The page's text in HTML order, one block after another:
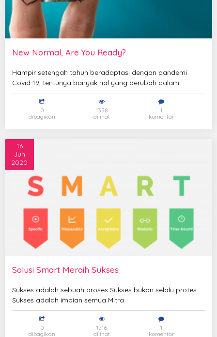
New Normal, Are You Ready?
Hampir setengah tahun beradaptasi dengan pandemi
Covid-19, tentunya banyak hal yang berubah dalam
0
dibagikan
1338
dilihat
1
komentar
Solusi Smart Meraih Sukses
16
Jun
2020
Sukses adalah sebuah proses Sukses bukan selalu protes
Sukses adalah impian semua Mitra
0
dibagikan
1516
dilihat
1
komentar